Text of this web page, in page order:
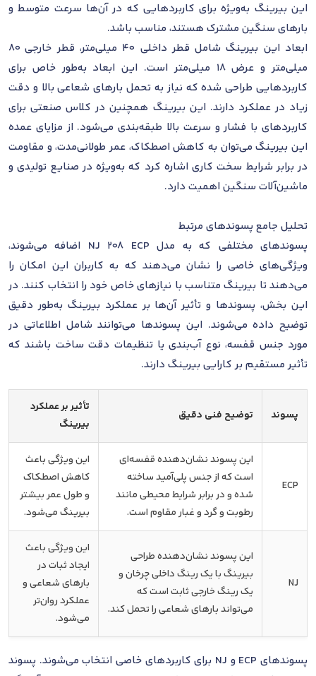
این بیرینگ به‌ویژه برای کاربردهایی که در آن‌ها سرعت متوسط و
بارهای سنگین مشترک هستند، مناسب باشد.
ابعاد این بیرینگ شامل قطر داخلی 40 میلی‌متر، قطر خارجی 80
میلی‌متر و عرض 18 میلی‌متر است. این ابعاد به‌طور خاص برای
کاربردهایی طراحی شده که نیاز به تحمل بارهای شعاعی بالا و دقت
زیاد در عملکرد دارند. این بیرینگ همچنین در کلاس صنعتی برای
کاربردهای با فشار و سرعت بالا طبقه‌بندی می‌شود. از مزایای عمده
این بیرینگ می‌توان به کاهش اصطکاک، عمر طولانی‌مدت، و مقاومت
در برابر شرایط سخت کاری اشاره کرد که به‌ویژه در صنایع تولیدی و
ماشین‌آلات سنگین اهمیت دارد.
تحلیل جامع پسوندهای مرتبط
پسوندهای مختلفی که به مدل NJ 208 ECP اضافه می‌شوند،
ویژگی‌های خاصی را نشان می‌دهند که به کاربران این امکان را
می‌دهند تا بیرینگ متناسب با نیازهای خاص خود را انتخاب کنند. در
این بخش، پسوندها و تأثیر آن‌ها بر عملکرد بیرینگ به‌طور دقیق
توضیح داده می‌شوند. این پسوندها می‌توانند شامل اطلاعاتی در
مورد جنس قفسه، نوع آب‌بندی یا تنظیمات دقت ساخت باشند که
تأثیر مستقیم بر کارایی بیرینگ دارند.
پسوند توضیح فنی دقیق
تأثیر بر عملکرد
بیرینگ
ECP
این پسوند نشان‌دهنده قفسه‌ای
است که از جنس پلی‌آمید ساخته
شده و در برابر شرایط محیطی مانند
رطوبت و گرد و غبار مقاوم است.
این ویژگی باعث
کاهش اصطکاک
و طول عمر بیشتر
بیرینگ می‌شود.
NJ
این پسوند نشان‌دهنده طراحی
بیرینگ با یک رینگ داخلی چرخان و
یک رینگ خارجی ثابت است که
می‌تواند بارهای شعاعی را تحمل کند.
این ویژگی باعث
ایجاد ثبات در
بارهای شعاعی و
عملکرد روان‌تر
می‌شود.
پسوندهای ECP و NJ برای کاربردهای خاصی انتخاب می‌شوند. پسوند